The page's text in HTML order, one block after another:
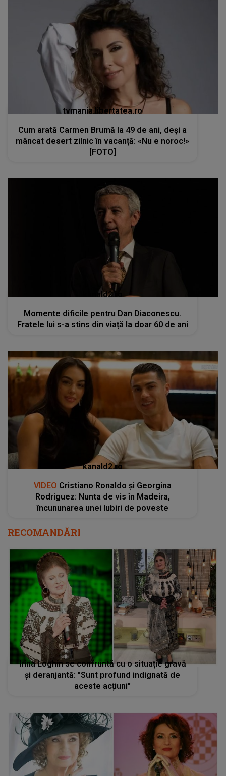
tvmania.libertatea.ro
Cum arată Carmen Brumă la 49 de ani, deși a
mâncat desert zilnic în vacanță: «Nu e noroc!»
[FOTO]
kanald2.ro
Momente dificile pentru Dan Diaconescu.
Fratele lui s-a stins din viață la doar 60 de ani
kanald2.ro
VIDEO Cristiano Ronaldo și Georgina
Rodriguez: Nunta de vis în Madeira,
încununarea unei Iubiri de poveste
RECOMANDĂRI
Irina Loghin se confruntă cu o situație gravă
și deranjantă: "Sunt profund indignată de
aceste acțiuni"